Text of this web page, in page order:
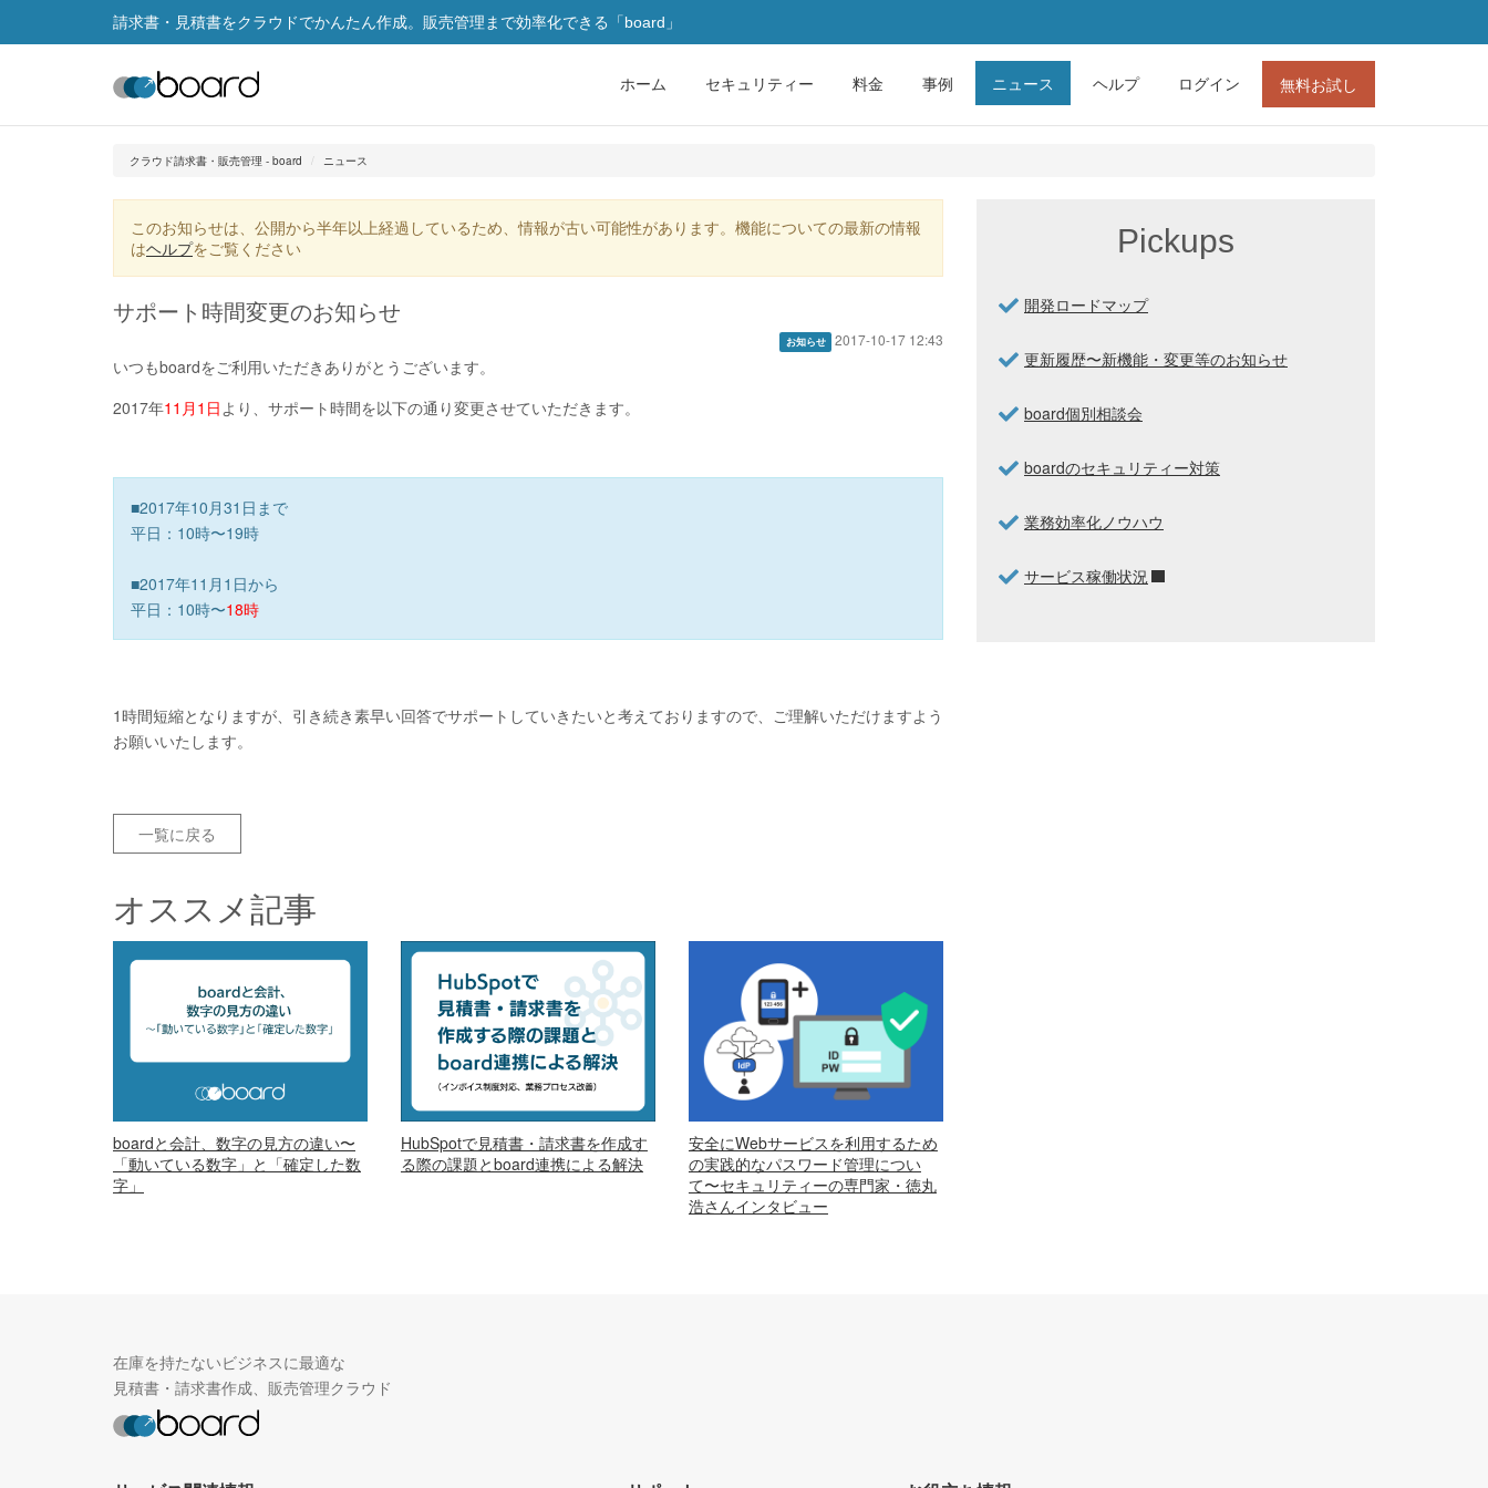
請求書・見積書をクラウドでかんたん作成。販売管理まで効率化できる「board」
ホーム セキュリティー 料金 事例 ニュース ヘルプ ログイン 無料お試し
クラウド請求書・販売管理 - board ニュース
このお知らせは、公開から半年以上経過しているため、情報が古い可能性があります。機能についての最新の情報
はヘルプをご覧ください
サポート時間変更のお知らせ
お知らせ 2017-10-17 12:43
いつもboardをご利用いただきありがとうございます。
2017年11月1日より、サポート時間を以下の通り変更させていただきます。
■2017年10月31日まで
平日：10時〜19時
■2017年11月1日から
平日：10時〜18時
1時間短縮となりますが、引き続き素早い回答でサポートしていきたいと考えておりますので、ご理解いただけますよう
お願いいたします。
一覧に戻る
オススメ記事
boardと会計、数字の見方の違い〜
「動いている数字」と「確定した数
字」
HubSpotで見積書・請求書を作成す
る際の課題とboard連携による解決
安全にWebサービスを利用するため
の実践的なパスワード管理につい
て〜セキュリティーの専門家・徳丸
浩さんインタビュー
Pickups
開発ロードマップ
更新履歴〜新機能・変更等のお知らせ
board個別相談会
boardのセキュリティー対策
業務効率化ノウハウ
サービス稼働状況
在庫を持たないビジネスに最適な
見積書・請求書作成、販売管理クラウド